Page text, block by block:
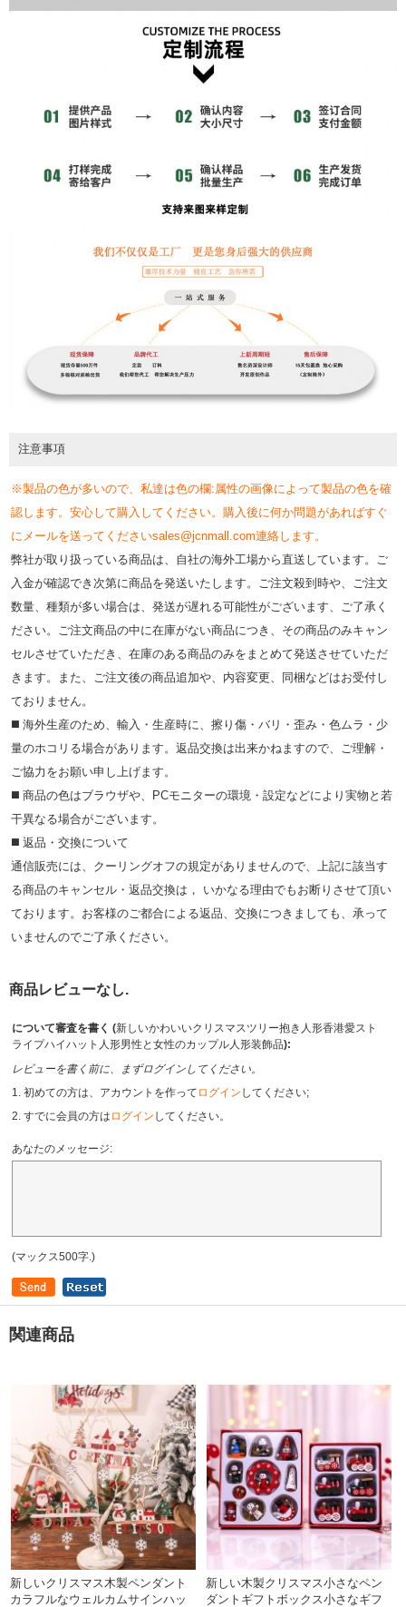
注意事項
※製品の色が多いので、私達は色の欄:属性の画像によって製品の色を確
認します。安心して購入してください。購入後に何か問題があればすぐ
にメールを送ってくださいsales@jcnmall.com連絡します。
弊社が取り扱っている商品は、自社の海外工場から直送しています。ご
入金が確認でき次第に商品を発送いたします。ご注文殺到時や、ご注文
数量、種類が多い場合は、発送が遅れる可能性がございます、ご了承く
ださい。ご注文商品の中に在庫がない商品につき、その商品のみキャン
セルさせていただき、在庫のある商品のみをまとめて発送させていただ
きます。また、ご注文後の商品追加や、内容変更、同梱などはお受付し
ておりません。
◼️ 海外⽣産のため、輸⼊・⽣産時に、擦り傷・バリ・歪み・色ムラ・少
量のホコリる場合があります。返品交換は出来かねますので、ご理解・
ご協⼒をお願い申し上げます。
◼️ 商品の⾊はブラウザや、PCモニターの環境・設定などにより実物と若
⼲異なる場合がございます。
◼️ 返品・交換について
通信販売には、クーリングオフの規定がありませんので、上記に該当す
る商品のキャンセル・返品交換は， いかなる理由でもお断りさせて頂い
ております。お客様のご都合による返品、交換につきましても、承って
いませんのでご了承ください。
商品レビューなし.
について審査を書く (新しいかわいいクリスマスツリー抱き人形香港愛スト
ライプハイハット人形男性と女性のカップル人形装飾品):
レビューを書く前に、まずログインしてください。
1. 初めての方は、アカウントを作って ログイン してください;
2. すでに会員の方は ログイン してください。
あなたのメッセージ:
(マックス500字.)
関連商品
新しいクリスマス木製ペンダント
カラフルなウェルカムサインハッ
新しい木製クリスマス小さなペン
ダントギフトボックス小さなギフ